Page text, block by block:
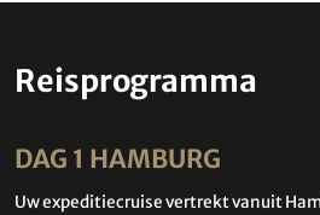
Reisprogramma
DAG 1 HAMBURG
Uw expeditiecruise vertrekt vanuit